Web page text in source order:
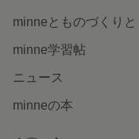
minneとものづくりと
minne学習帖
ニュース
minneの本